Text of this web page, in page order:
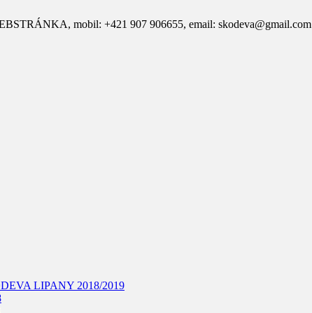
mobil: +421 907 906655, email: skodeva@gmail.com
LIPANY 2018/2019